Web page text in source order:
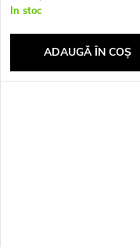
In stoc
ADAUGĂ ÎN COŞ